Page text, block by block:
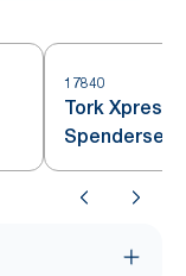
17840
Tork